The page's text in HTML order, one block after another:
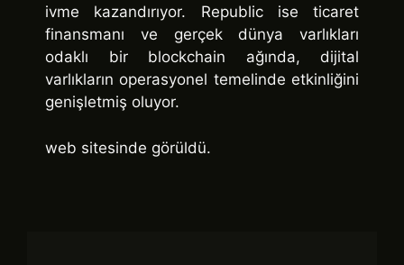
ivme kazandırıyor. Republic ise ticaret
finansmanı ve gerçek dünya varlıkları
odaklı bir blockchain ağında, dijital
varlıkların operasyonel temelinde etkinliğini
genişletmiş oluyor.
web sitesinde görüldü.